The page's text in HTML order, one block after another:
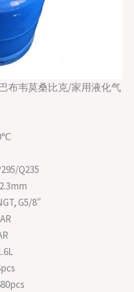
布韦莫桑比克/家用液化气
Q235
G5/8″